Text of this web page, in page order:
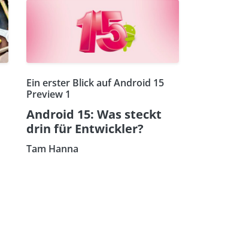
Ein erster Blick auf Android 15
Preview 1
Android 15: Was steckt
drin für Entwickler?
Tam Hanna